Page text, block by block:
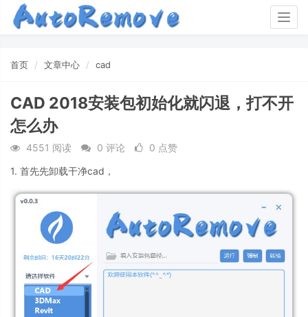
首页 文章中心 cad
CAD 2018安装包初始化就闪退，打不开
怎么办
4551 阅读 0 评论
0 点赞
1. 首先先卸载干净cad，